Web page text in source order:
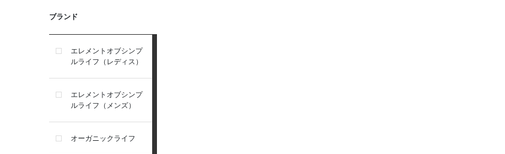
ブランド
エレメントオブシンプ
ルライフ（レディス）
エレメントオブシンプ
ルライフ（メンズ）
オーガニックライフ